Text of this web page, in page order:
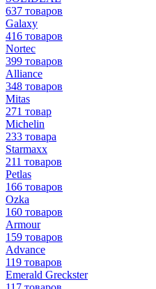
637 товаров
Galaxy
416 товаров
Nortec
399 товаров
Alliance
348 товаров
Mitas
271 товар
Michelin
233 товара
Starmaxx
211 товаров
Petlas
166 товаров
Ozka
160 товаров
Armour
159 товаров
Advance
119 товаров
Emerald Greckster